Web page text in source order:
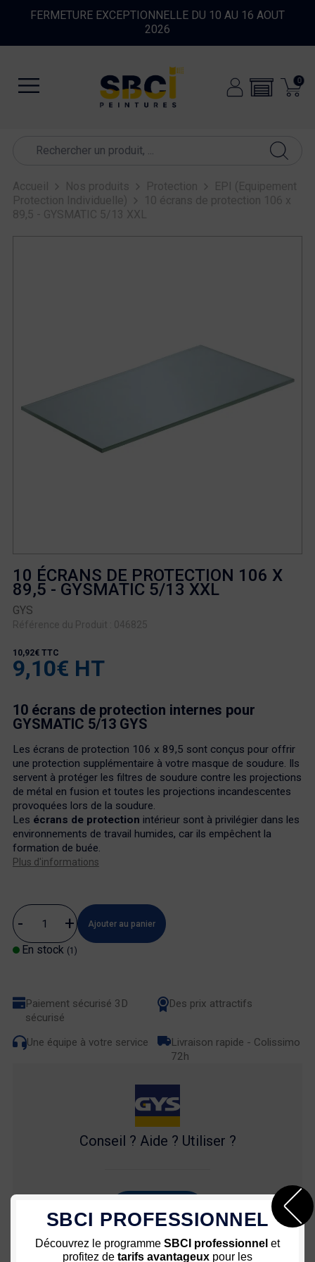
FERMETURE EXCEPTIONNELLE DU 10 AU 16 AOUT
2026
0
Accueil Nos produits Protection
EPI (Equipement
Protection Individuelle)
10 écrans de protection 106 x
89,5 - GYSMATIC 5/13 XXL
10 ÉCRANS DE PROTECTION 106 X
89,5 - GYSMATIC 5/13 XXL
GYS
Référence du Produit : 046825
9,10€ HT
10,92€ TTC
10 écrans de protection internes pour
GYSMATIC 5/13 GYS
Les écrans de protection 106 x 89,5 sont conçus pour offrir
une protection supplémentaire à votre masque de soudure. Ils
servent à protéger les filtres de soudure contre les projections
de métal en fusion et toutes les projections incandescentes
provoquées lors de la soudure.
Les écrans de protection intérieur sont à privilégier dans les
environnements de travail humides, car ils empêchent la
formation de buée.
Plus d'informations
Ajouter au panier
En stock (1)
Paiement sécurisé 3D
sécurisé
Des prix attractifs
Une équipe à votre service
Livraison rapide - Colissimo
72h
Conseil ? Aide ? Utiliser ?
03 80 35 53 64
SBCI PROFESSIONNEL
Découvrez le programme SBCI professionnel et
profitez de tarifs avantageux pour les